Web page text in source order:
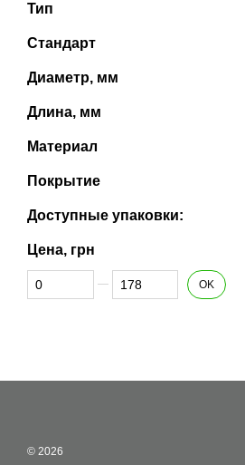
Тип
Стандарт
Диаметр, мм
Длина, мм
Материал
Покрытие
Доступные упаковки:
Цена, грн
От Цена, грн
До Цена, грн OK
© 2026